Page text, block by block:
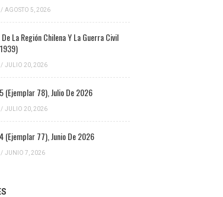
/ AGOSTO 5, 2026
La Región Chilena Y La Guerra Civil
/ JULIO 20, 2026
(ejemplar 78), Julio De 2026
/ JULIO 20, 2026
(ejemplar 77), Junio De 2026
/ JUNIO 7, 2026